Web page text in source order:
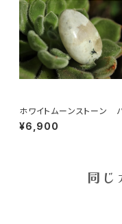
ホワイトムーンストーン
ストーン
¥6,900
同じ